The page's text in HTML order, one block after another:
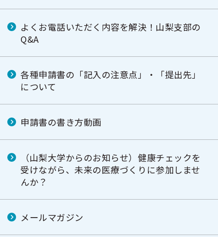
よくお電話いただく内容を解決！山梨支部の
Q&A
各種申請書の「記入の注意点」・「提出先」
について
申請書の書き方動画
（山梨大学からのお知らせ）健康チェックを
受けながら、未来の医療づくりに参加しませ
んか？
メールマガジン